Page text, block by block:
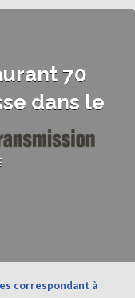
70
dans le
correspondant à